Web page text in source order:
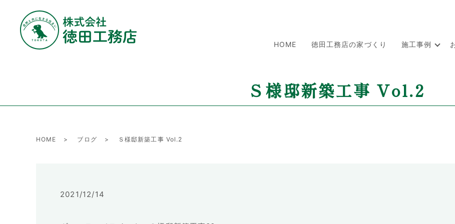
HOME 徳田工務店の家づくり 施工事例
Ｓ様邸新築工事 Vol.2
HOME ブログ Ｓ様邸新築工事 Vol.2
2021/12/14